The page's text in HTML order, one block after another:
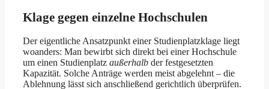
Klage gegen einzelne Hochschulen
Der eigentliche Ansatzpunkt einer Studienplatzklage liegt
woanders: Man bewirbt sich direkt bei einer Hochschule
um einen Studienplatz außerhalb der festgesetzten
Kapazität. Solche Anträge werden meist abgelehnt – die
Ablehnung lässt sich anschließend gerichtlich überprüfen.